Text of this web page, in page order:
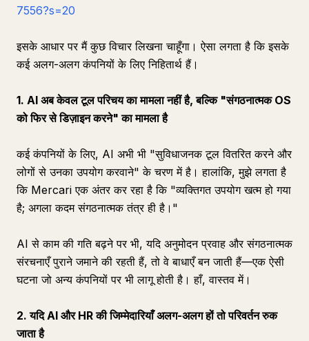
7556?s=20
इसके आधार पर मैं कुछ विचार लिखना चाहूँगा। ऐसा लगता है कि इसके
कई अलग-अलग कंपनियों के लिए निहितार्थ हैं।
1. AI अब केवल टूल परिचय का मामला नहीं है, बल्कि "संगठनात्मक OS
को फिर से डिज़ाइन करने" का मामला है
कई कंपनियों के लिए, AI अभी भी "सुविधाजनक टूल वितरित करने और
लोगों से उनका उपयोग करवाने" के चरण में है। हालांकि, मुझे लगता है
कि Mercari एक अंतर कर रहा है कि "व्यक्तिगत उपयोग खत्म हो गया
है; अगला कदम संगठनात्मक तंत्र ही है।"
AI से काम की गति बढ़ने पर भी, यदि अनुमोदन प्रवाह और संगठनात्मक
संरचनाएँ पुराने जमाने की रहती हैं, तो वे बाधाएँ बन जाती हैं—एक ऐसी
घटना जो अन्य कंपनियों पर भी लागू होती है। हाँ, वास्तव में।
2. यदि AI और HR की जिम्मेदारियाँ अलग-अलग हों तो परिवर्तन रुक
जाता है